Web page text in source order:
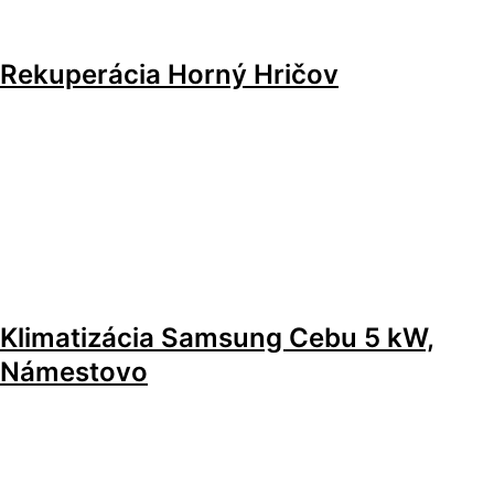
Rekuperácia Horný Hričov
Klimatizácia Samsung Cebu 5 kW,
Námestovo